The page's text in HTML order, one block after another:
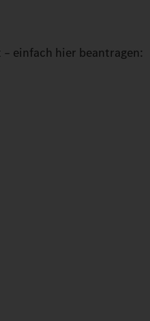
einfach hier beantragen: